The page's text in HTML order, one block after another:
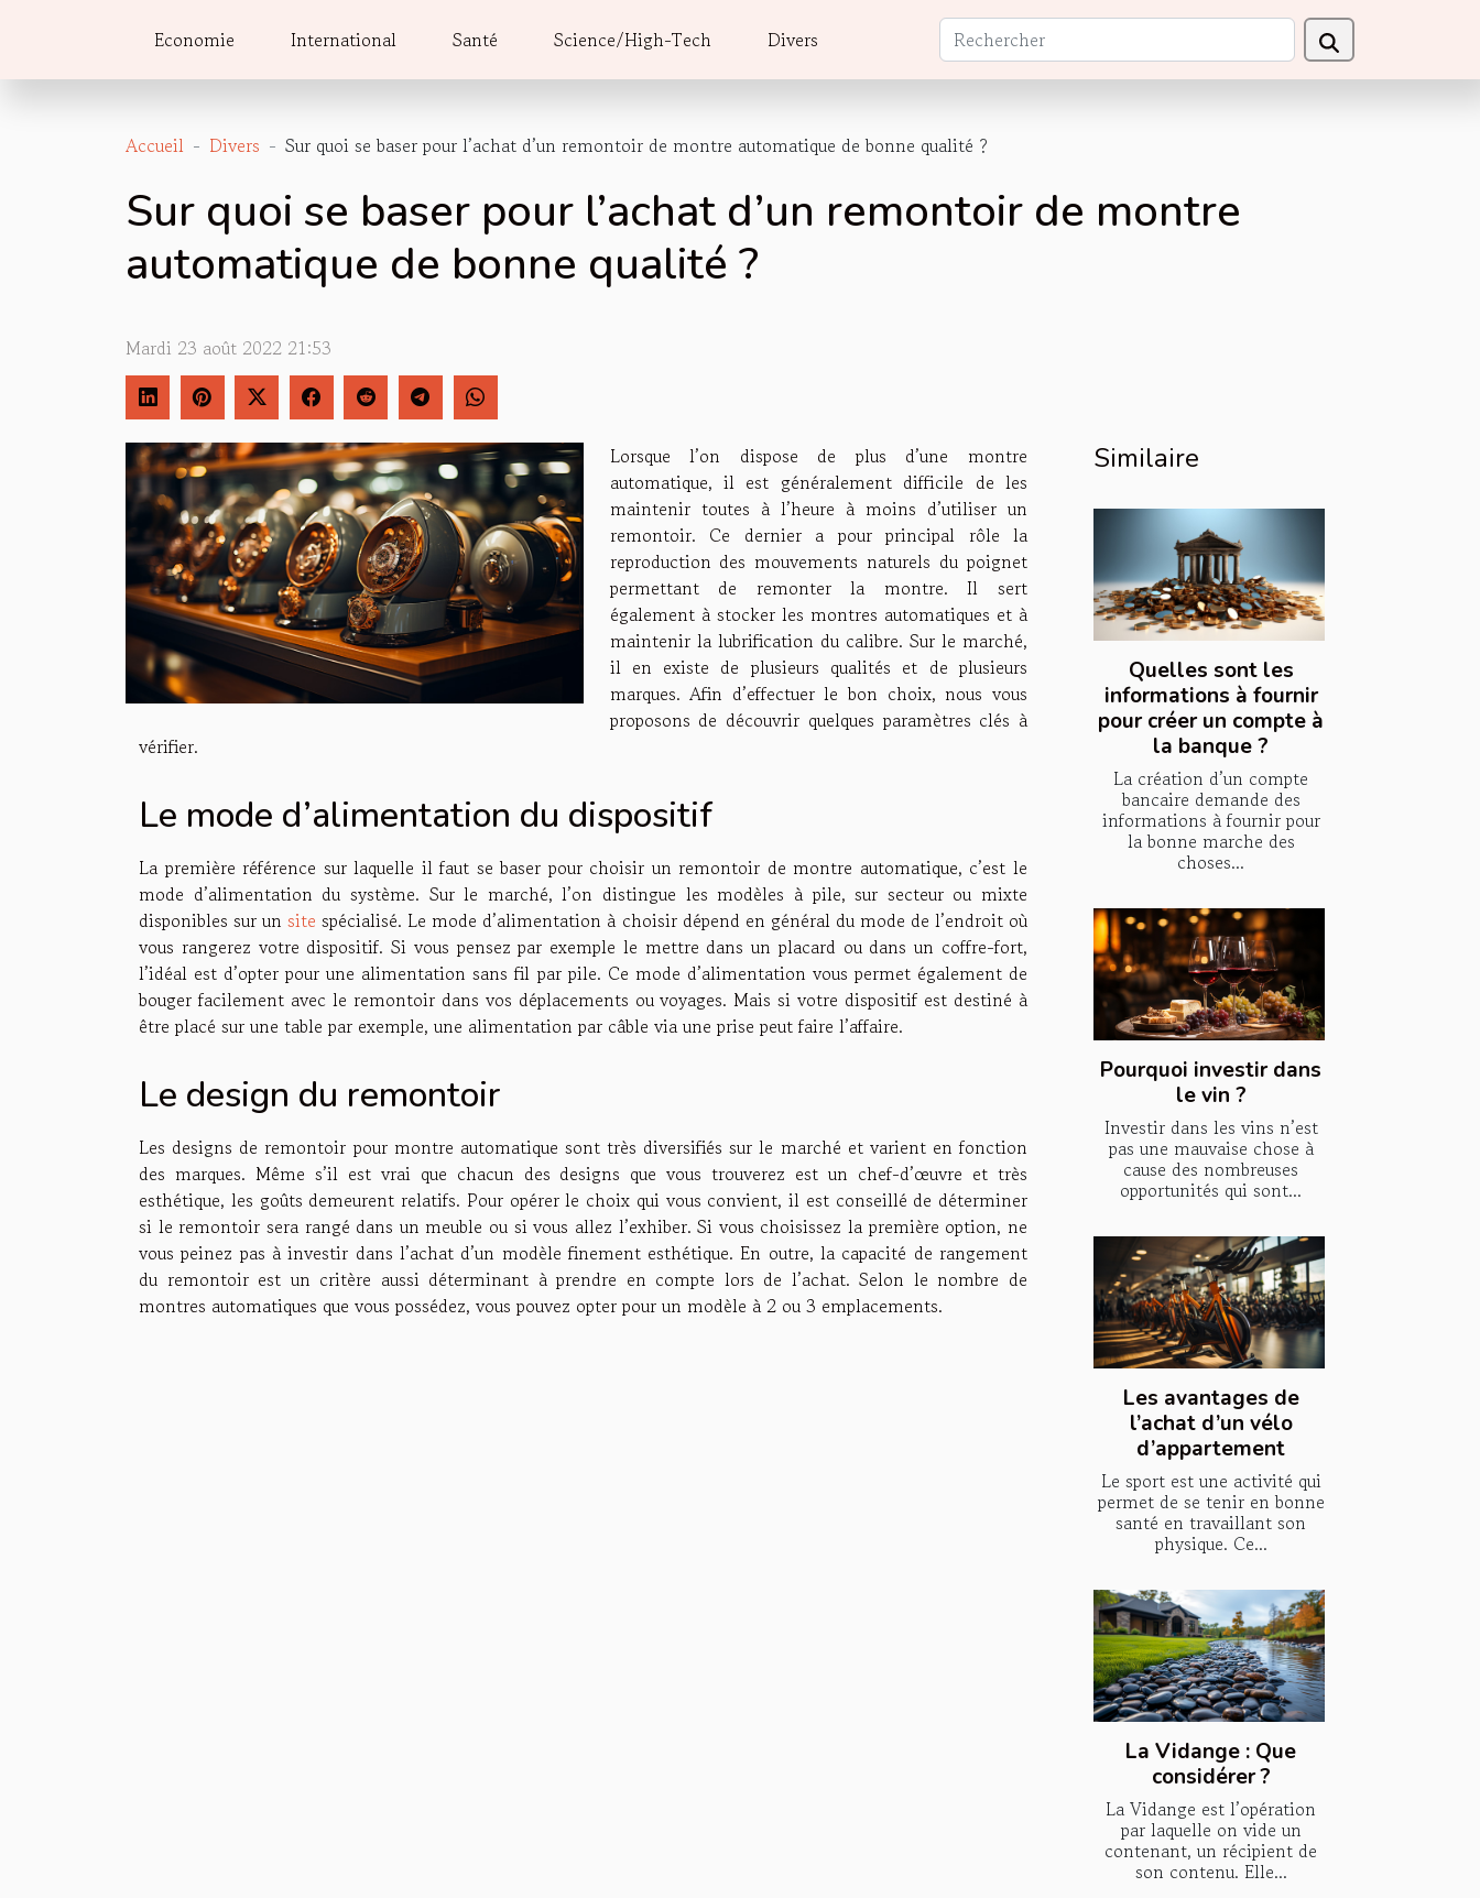
Economie International Santé Science/High-Tech Divers
Accueil Divers Sur quoi se baser pour l’achat d’un remontoir de montre automatique de bonne qualité ?
Sur quoi se baser pour l’achat d’un remontoir de montre
automatique de bonne qualité ?
Mardi 23 août 2022 21:53
Lorsque l’on dispose de plus d’une montre
automatique, il est généralement difficile de les
maintenir toutes à l’heure à moins d’utiliser un
remontoir. Ce dernier a pour principal rôle la
reproduction des mouvements naturels du poignet
permettant de remonter la montre. Il sert
également à stocker les montres automatiques et à
maintenir la lubrification du calibre. Sur le marché,
il en existe de plusieurs qualités et de plusieurs
marques. Afin d’effectuer le bon choix, nous vous
proposons de découvrir quelques paramètres clés à
vérifier.
Le mode d’alimentation du dispositif
La première référence sur laquelle il faut se baser pour choisir un remontoir de montre automatique, c’est le
mode d’alimentation du système. Sur le marché, l’on distingue les modèles à pile, sur secteur ou mixte
disponibles sur unsite spécialisé. Le mode d’alimentation à choisir dépend en général du mode de l’endroit où
vous rangerez votre dispositif. Si vous pensez par exemple le mettre dans un placard ou dans un coffre-fort,
l’idéal est d’opter pour une alimentation sans fil par pile. Ce mode d’alimentation vous permet également de
bouger facilement avec le remontoir dans vos déplacements ou voyages. Mais si votre dispositif est destiné à
être placé sur une table par exemple, une alimentation par câble via une prise peut faire l’affaire.
Le design du remontoir
Les designs de remontoir pour montre automatique sont très diversifiés sur le marché et varient en fonction
des marques. Même s’il est vrai que chacun des designs que vous trouverez est un chef-d’œuvre et très
esthétique, les goûts demeurent relatifs. Pour opérer le choix qui vous convient, il est conseillé de déterminer
si le remontoir sera rangé dans un meuble ou si vous allez l’exhiber. Si vous choisissez la première option, ne
vous peinez pas à investir dans l’achat d’un modèle finement esthétique. En outre, la capacité de rangement
du remontoir est un critère aussi déterminant à prendre en compte lors de l’achat. Selon le nombre de
montres automatiques que vous possédez, vous pouvez opter pour un modèle à 2 ou 3 emplacements.
Similaire
Quelles sont les
informations à fournir
pour créer un compte à
la banque ?
La création d’un compte
bancaire demande des
informations à fournir pour
la bonne marche des
choses...
Pourquoi investir dans
le vin ?
Investir dans les vins n’est
pas une mauvaise chose à
cause des nombreuses
opportunités qui sont...
Les avantages de
l’achat d’un vélo
d’appartement
Le sport est une activité qui
permet de se tenir en bonne
santé en travaillant son
physique. Ce...
La Vidange : Que
considérer ?
La Vidange est l’opération
par laquelle on vide un
contenant, un récipient de
son contenu. Elle...